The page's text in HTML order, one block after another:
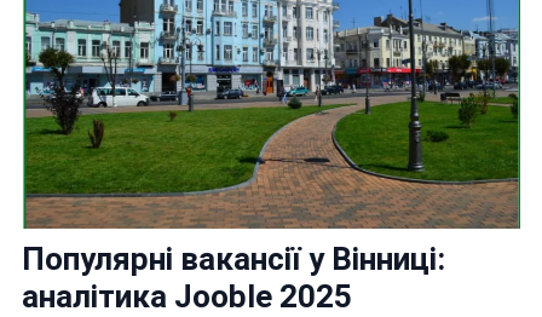
Популярні вакансії у Вінниці:
аналітика Jooble 2025